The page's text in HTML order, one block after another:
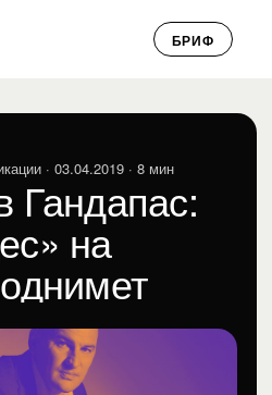
БРИФ
· 03.04.2019 · 8 мин
Гандапас:
на
· 03.04.2019